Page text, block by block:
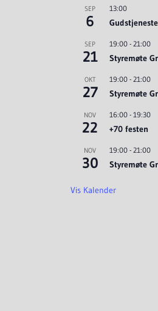
SEP
6
13:00
Gudstjeneste
SEP
21
19:00 - 21:00
Styremøte
OKT
27
19:00 - 21:00
Styremøte
NOV
22
16:00 - 19:30
+70 festen
NOV
30
19:00 - 21:00
Styremøte
Vis Kalender